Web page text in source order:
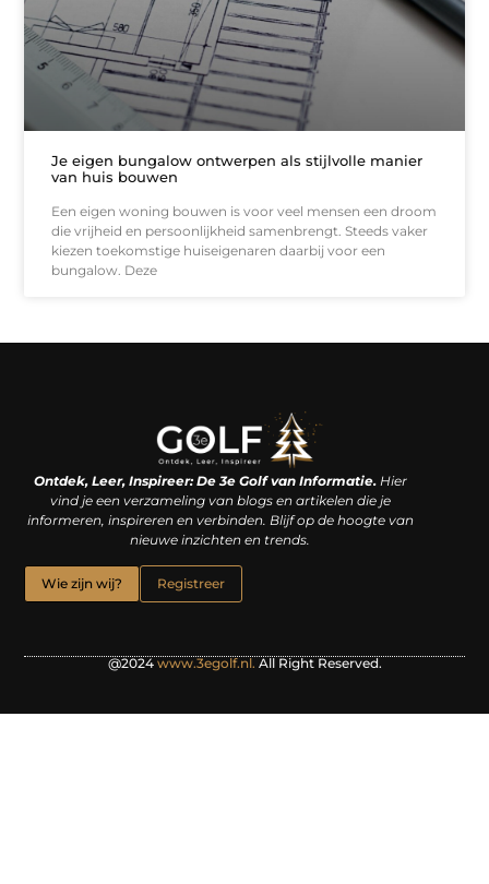
Je eigen bungalow ontwerpen als stijlvolle manier
van huis bouwen
Een eigen woning bouwen is voor veel mensen een droom
die vrijheid en persoonlijkheid samenbrengt. Steeds vaker
kiezen toekomstige huiseigenaren daarbij voor een
bungalow. Deze
Ontdek, Leer, Inspireer: De 3e Golf van Informatie.Hier
vind je een verzameling van blogs en artikelen die je
informeren, inspireren en verbinden. Blijf op de hoogte van
nieuwe inzichten en trends.
Wie zijn wij? Registreer
@2024www.3egolf.nl.All Right Reserved.